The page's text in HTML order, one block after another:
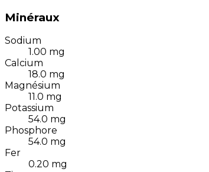
Minéraux
Sodium
1.00 mg
Calcium
18.0 mg
Magnésium
11.0 mg
Potassium
54.0 mg
Phosphore
54.0 mg
Fer
0.20 mg